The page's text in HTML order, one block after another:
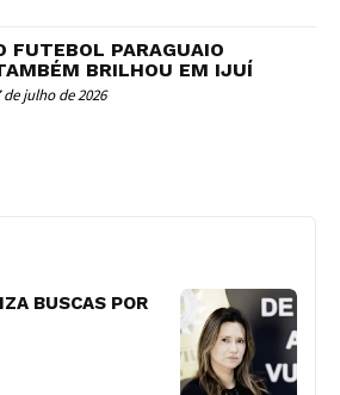
FUTEBOL PARAGUAIO
BRILHOU EM IJUÍ
de julho de 2026
BUSCAS POR